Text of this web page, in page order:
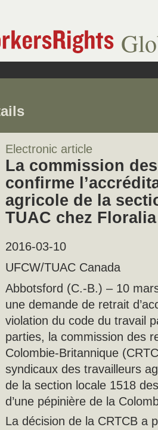
Electronic article
La commission
confirme
agricole de la
TUAC chez Floralia
2016-03-10
UFCW/TUAC Canada
Abbotsford (C.-B.) – 10
une demande de retrait
violation du code du travail
parties, la commission des
Colombie-Britannique
syndicaux des travailleurs
de la section locale 1518
d’une pépinière de la
La décision de la CRTCB a